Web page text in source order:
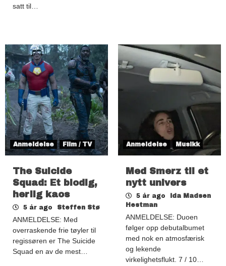
satt til…
Anmeldelse Film / TV
The Suicide
Squad: Et blodig,
herlig kaos
5 år ago Steffen Stø
ANMELDELSE: Med
overraskende frie tøyler til
regissøren er The Suicide
Squad en av de mest…
Anmeldelse Musikk
Med Smerz til et
nytt univers
5 år ago
Ida Madsen
Hestman
ANMELDELSE: Duoen
følger opp debutalbumet
med nok en atmosfærisk
og lekende
virkelighetsflukt. 7 / 10…